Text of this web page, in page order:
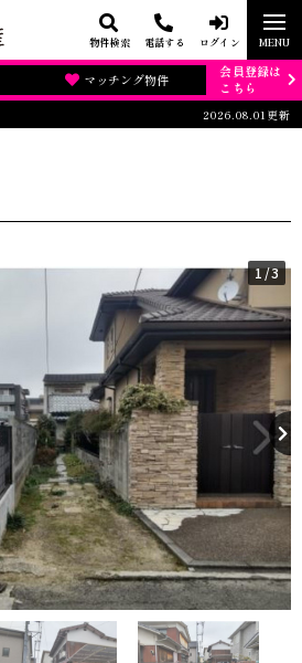
物件検索 電話する ログイン MENU
マッチング物件
会員登録は
こちら
2026.08.01更新
1/3